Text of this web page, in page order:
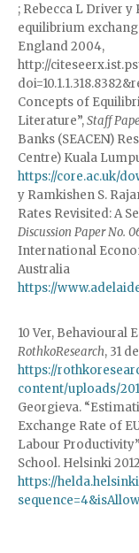
; Rebecca L Driver y
equilibrium
England 2004,
http://
Concepts of
Literature”,Staff
Banks (SEACEN)
Centre) Kuala
https://core.ac.uk/
y Ramkishen S.
Rates Revisited: A
Discussion PaperNo.
International
Australia
https://
10 Ver, Behavioural
RothkoResearch, 31
https://
content/uploads/
Georgieva.
Exchange Rate of
Labour
School. Helsinki
https://